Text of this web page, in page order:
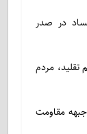
در صدر
تقلید، مردم
مقاومت